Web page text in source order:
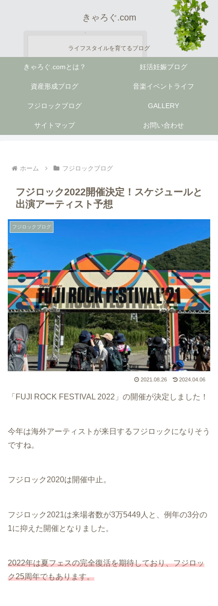
きゃろぐ.com
ライフスタイルを育てるブログ
きゃろぐ.comとは？ 妊活妊娠ブログ
資産形成ブログ 音楽イベントライフ
フジロックブログ GALLERY
サイトマップ お問い合わせ
ホーム フジロックブログ
フジロック2022開催決定！スケジュールと
出演アーティスト予想
フジロックブログ
2021.08.26 2024.04.06
「FUJI ROCK FESTIVAL 2022」の開催が決定しました！
今年は海外アーティストが来日するフジロックになりそう
ですね。
フジロック2020は開催中止。
フジロック2021は来場者数が3万5449人と、例年の3分の
1に抑えた開催となりました。
2022年は夏フェスの完全復活を期待しており、フジロッ
ク25周年でもあります。